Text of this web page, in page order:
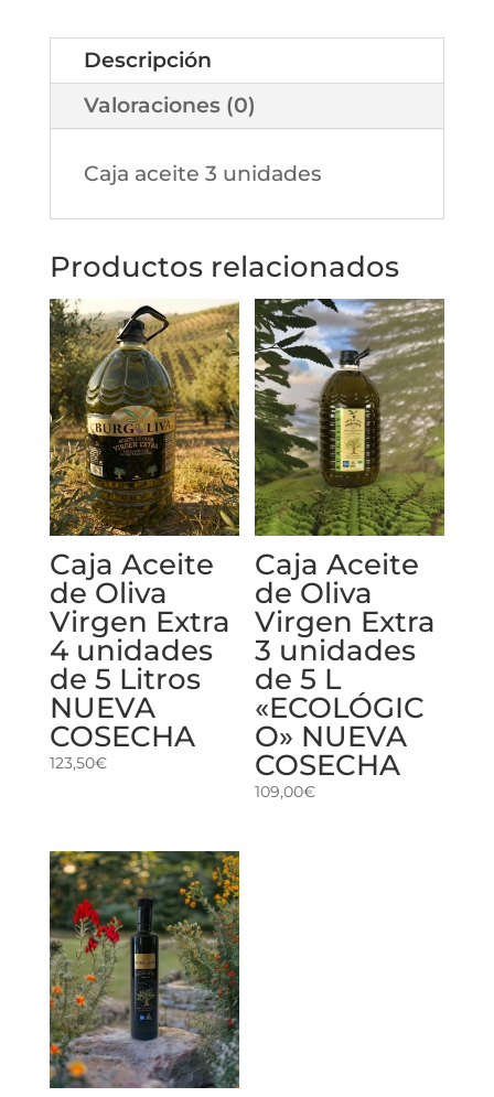
unidades
de
500
cantidad
Descripción
Valoraciones (0)
Caja aceite 3 unidades
Productos relacionados
Caja Aceite
de Oliva
Virgen Extra
4 unidades
de 5 Litros
NUEVA
COSECHA
123,50€
Caja Aceite
de Oliva
Virgen Extra
3 unidades
de 5 L
«ECOLÓGIC
O» NUEVA
COSECHA
109,00€